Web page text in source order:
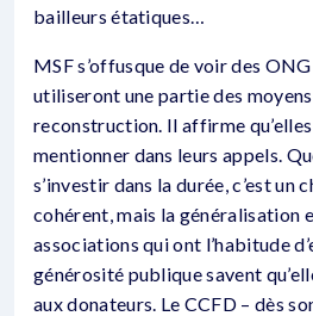
bailleurs étatiques…
MSF s’offusque de voir des
utiliseront une partie des
reconstruction. Il affirme
mentionner dans leurs appels.
s’investir dans la durée, c’est un
cohérent, mais la généralisation
associations qui ont l’habitude
générosité publique savent
aux donateurs. Le CCFD – dès